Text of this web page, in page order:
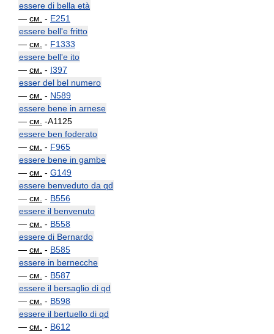
essere di bella età
— см. - E251
essere bell'e fritto
— см. - F1333
essere bell'e ito
— см. - I397
esser del bel numero
— см. - N589
essere bene in arnese
— см. -A1125
essere ben foderato
— см. - F965
essere bene in gambe
— см. - G149
essere benveduto da qd
— см. - B556
essere il benvenuto
— см. - B558
essere di Bernardo
— см. - B585
essere in bernecche
— см. - B587
essere il bersaglio di qd
— см. - B598
essere il bertuello di qd
— см. - B612